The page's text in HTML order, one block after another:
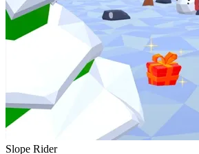
Slope Rider